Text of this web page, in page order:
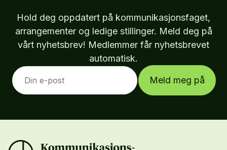
Hold deg oppdatert på kommunikasjonsfaget,
arrangementer og ledige stillinger. Meld deg på
vårt nyhetsbrev! Medlemmer får nyhetsbrevet
automatisk.
Meld meg på